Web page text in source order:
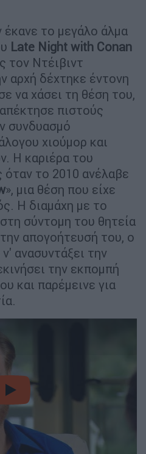
το μεγάλο άλμα
Late Night with Conan
τον Ντέιβιντ
αρχή δέχτηκε έντονη
να χάσει τη θέση του,
πιστούς
συνδυασμό
χιούμορ και
Η καριέρα του
όταν το 2010 ανέλαβε
», μια θέση που είχε
Η διαμάχη με το
σύντομη του θητεία
απογοήτευσή του, ο
ανασυντάξει την
την εκπομπή
και παρέμεινε για
video